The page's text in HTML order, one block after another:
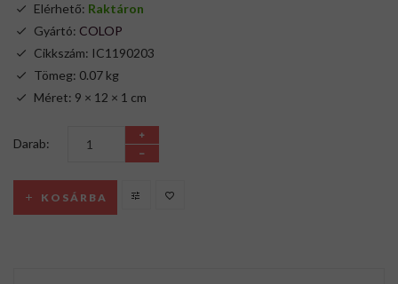
Elérhető: Raktáron
Gyártó: COLOP
Cikkszám: IC1190203
Tömeg: 0.07 kg
Méret: 9 × 12 × 1 cm
Darab:
KOSÁRBA